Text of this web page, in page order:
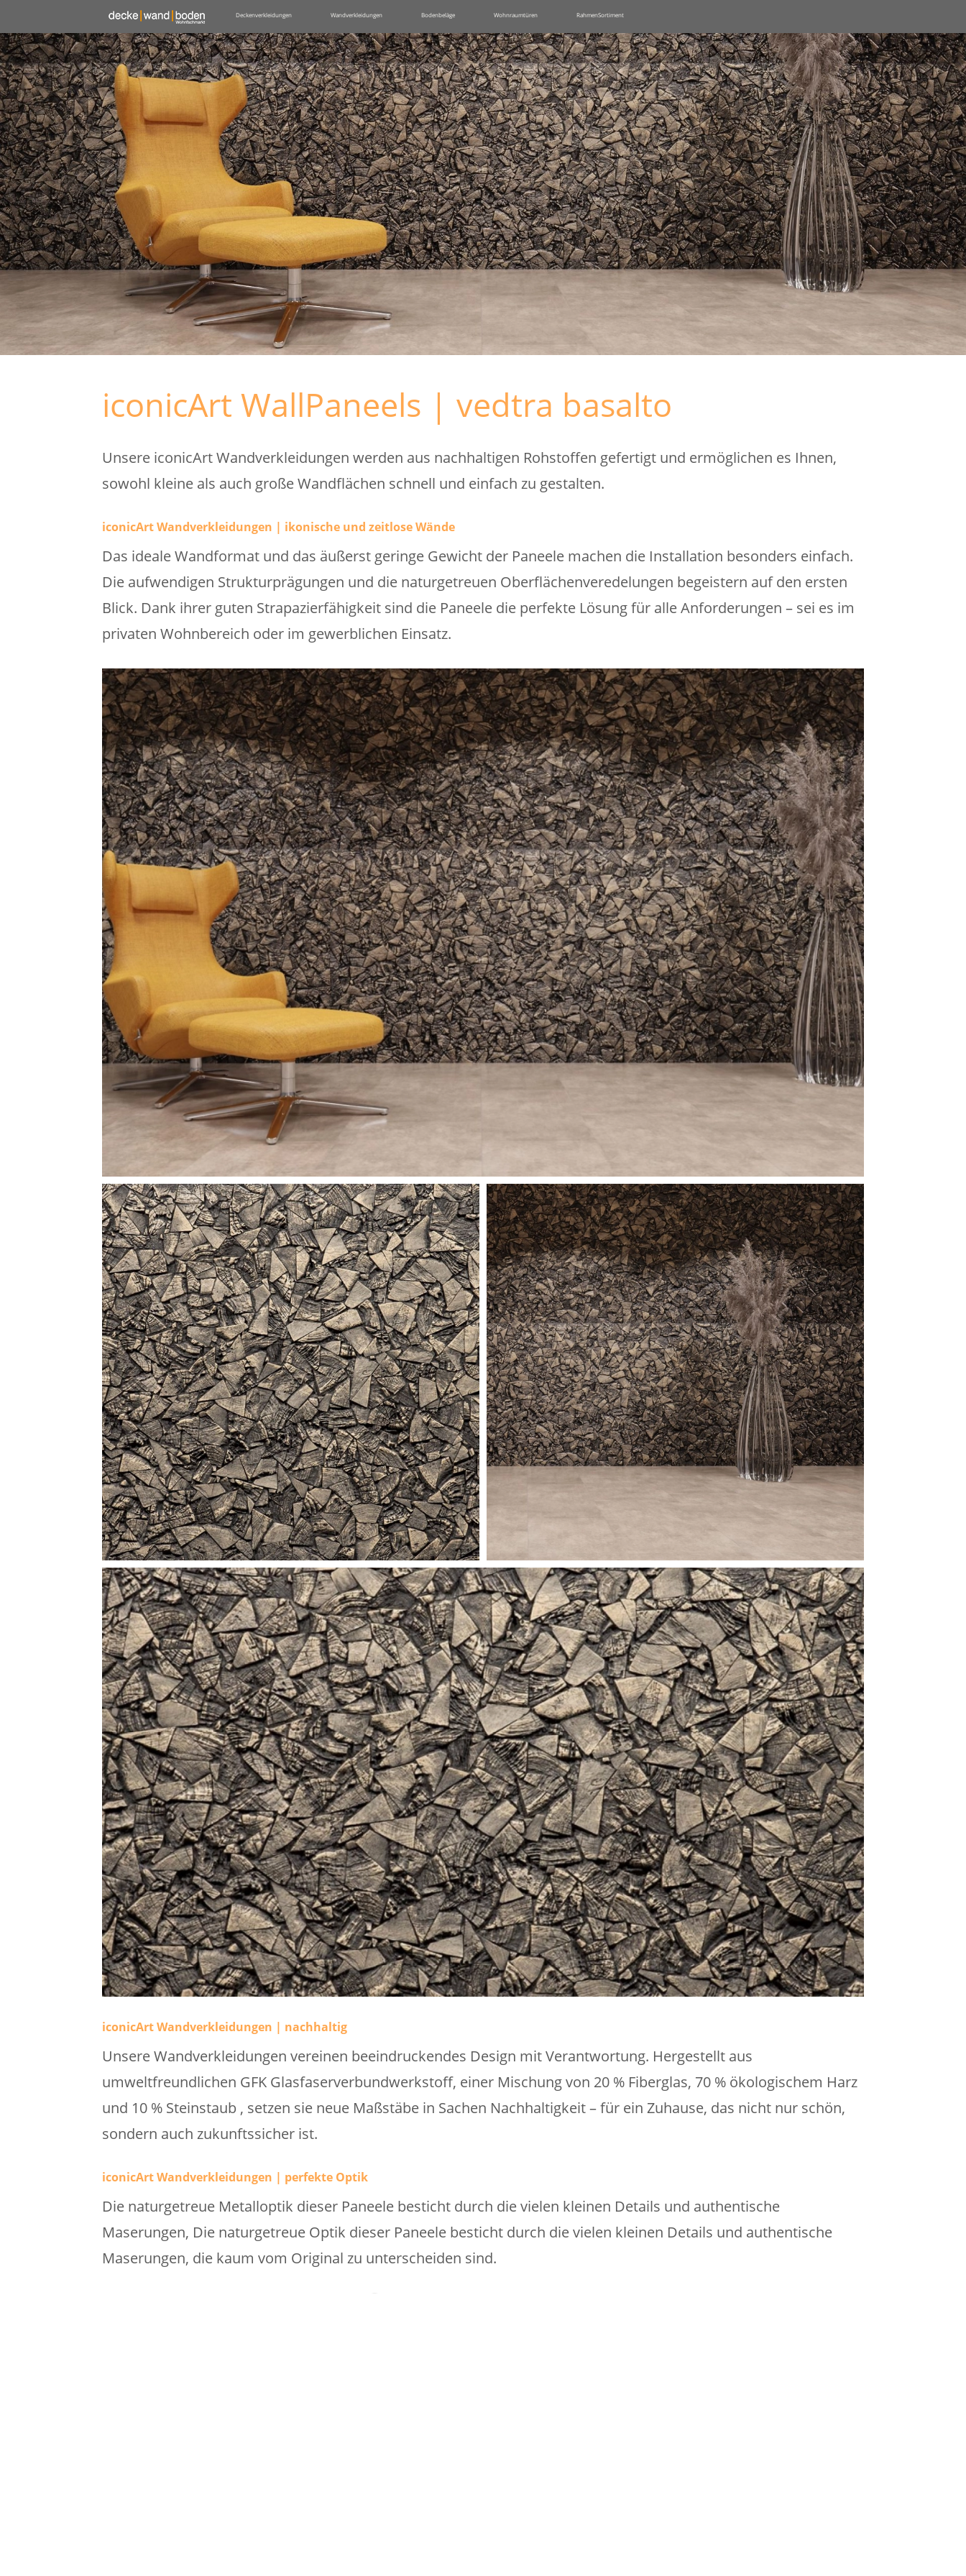
Deckenverkleidungen Wandverkleidungen Bodenbeläge Wohnraumtüren RahmenSortiment
iconicArt WallPaneels | vedtra basalto
Unsere iconicArt Wandverkleidungen werden aus nachhaltigen Rohstoffen gefertigt und ermöglichen es Ihnen,
sowohl kleine als auch große Wandflächen schnell und einfach zu gestalten.
iconicArt Wandverkleidungen | ikonische und zeitlose Wände
Das ideale Wandformat und das äußerst geringe Gewicht der Paneele machen die Installation besonders einfach.
Die aufwendigen Strukturprägungen und die naturgetreuen Oberflächenveredelungen begeistern auf den ersten
Blick. Dank ihrer guten Strapazierfähigkeit sind die Paneele die perfekte Lösung für alle Anforderungen – sei es im
privaten Wohnbereich oder im gewerblichen Einsatz.
iconicArt Wandverkleidungen | nachhaltig
Unsere Wandverkleidungen vereinen beeindruckendes Design mit Verantwortung. Hergestellt aus
umweltfreundlichen GFK Glasfaserverbundwerkstoff, einer Mischung von 20 % Fiberglas, 70 % ökologischem Harz
und 10 % Steinstaub , setzen sie neue Maßstäbe in Sachen Nachhaltigkeit – für ein Zuhause, das nicht nur schön,
sondern auch zukunftssicher ist.
iconicArt Wandverkleidungen | perfekte Optik
Die naturgetreue Metalloptik dieser Paneele besticht durch die vielen kleinen Details und authentische
Maserungen, Die naturgetreue Optik dieser Paneele besticht durch die vielen kleinen Details und authentische
Maserungen, die kaum vom Original zu unterscheiden sind.